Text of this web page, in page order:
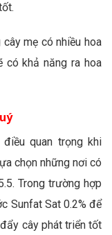
mẹ có nhiều hoa
có khả năng ra hoa
quan trọng khi
chọn những nơi có
Trong trường hợp
Sunfat Sat 0.2% để
cây phát triển tốt